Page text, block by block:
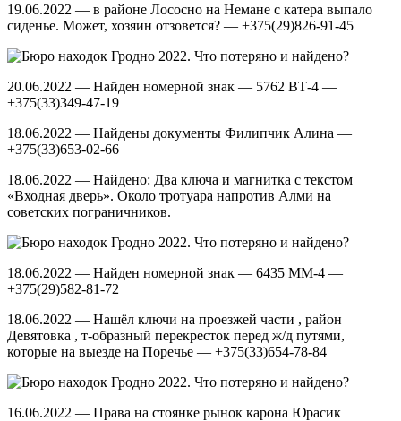
19.06.2022 — в районе Лососно на Немане с катера выпало
сиденье. Может, хозяин отзовется? — +375(29)826-91-45
20.06.2022 — Найден номерной знак — 5762 ВТ-4 —
+375(33)349-47-19
18.06.2022 — Найдены документы Филипчик Алина —
+375(33)653-02-66
18.06.2022 — Найдено: Два ключа и магнитка с текстом
«Входная дверь». Около тротуара напротив Алми на
советских пограничников.
18.06.2022 — Найден номерной знак — 6435 ММ-4 —
+375(29)582-81-72
18.06.2022 — Нашёл ключи на проезжей части , район
Девятовка , т-образный перекресток перед ж/д путями,
которые на выезде на Поречье — +375(33)654-78-84
16.06.2022 — Права на стоянке рынок карона Юрасик